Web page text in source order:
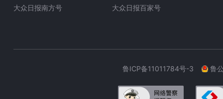
大众日报南方号
大众日报百家号
鲁ICP备11011784号-3 鲁